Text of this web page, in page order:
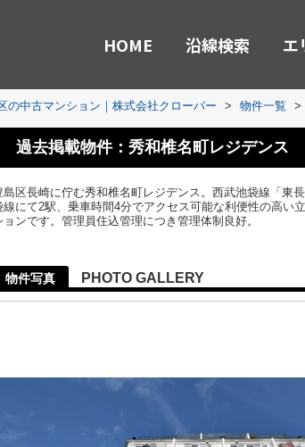
HOME 沿線検索 エ
の中古マンション｜株式会社クローバー > 物件一覧 >
過去掲載物件：秀和椎名町レジデンス
島区長崎に佇む秀和椎名町レジデンス。西武池袋線「東
線にて2駅、乗車時間4分でアクセス可能な利便性の高い
ョンです。管理員住込管理につき管理体制良好。
物件写真 PHOTO GALLERY